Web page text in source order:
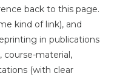
back to this page.
kind of link), and
in publications
course-material,
(with clear